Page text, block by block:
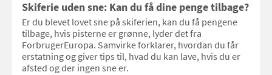
Skiferie uden sne: Kan du få dine penge tilbage?
Er du blevet lovet sne på skiferien, kan du få pengene
tilbage, hvis pisterne er grønne, lyder det fra
ForbrugerEuropa. Samvirke forklarer, hvordan du får
erstatning og giver tips til, hvad du kan lave, hvis du er
afsted og der ingen sne er.